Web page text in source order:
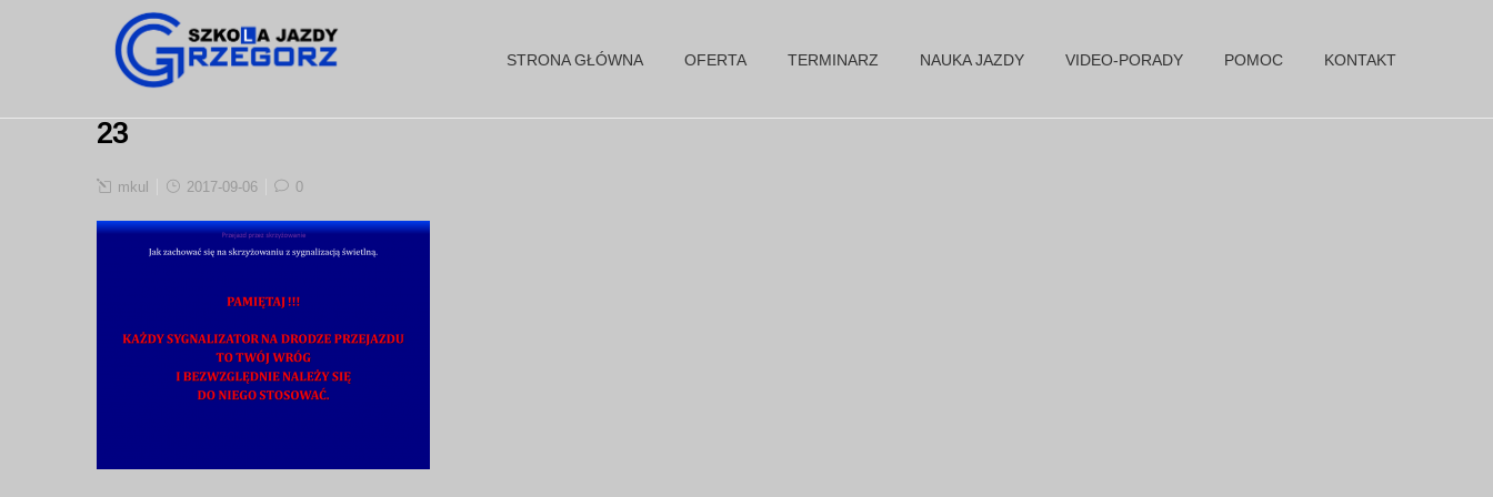
STRONA GŁÓWNA OFERTA TERMINARZ NAUKA JAZDY VIDEO-PORADY POMOC KONTAKT
23
mkul 2017-09-06 0